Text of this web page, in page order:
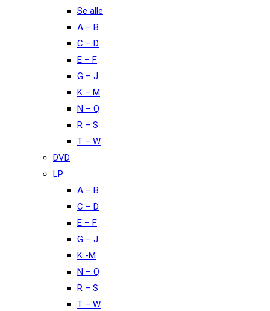
Se alle
A – B
C – D
E – F
G – J
K – M
N – Q
R – S
T – W
DVD
LP
A – B
C – D
E – F
G – J
K -M
N – Q
R – S
T – W